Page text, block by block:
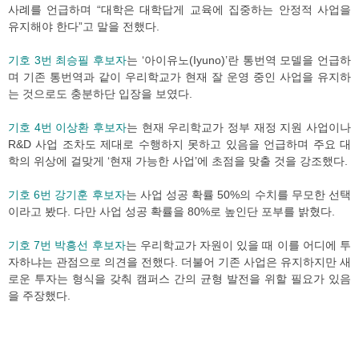
사례를 언급하며 “대학은 대학답게 교육에 집중하는 안정적 사업을
유지해야 한다”고 말을 전했다.
기호 3번 최승필 후보자는 ‘아이유노(Iyuno)’란 통번역 모델을 언급하
며 기존 통번역과 같이 우리학교가 현재 잘 운영 중인 사업을 유지하
는 것으로도 충분하단 입장을 보였다.
기호 4번 이상환 후보자는 현재 우리학교가 정부 재정 지원 사업이나
R&D 사업 조차도 제대로 수행하지 못하고 있음을 언급하며 주요 대
학의 위상에 걸맞게 ‘현재 가능한 사업’에 초점을 맞출 것을 강조했다.
기호 6번 강기훈 후보자는 사업 성공 확률 50%의 수치를 무모한 선택
이라고 봤다. 다만 사업 성공 확률을 80%로 높인단 포부를 밝혔다.
기호 7번 박흥선 후보자는 우리학교가 자원이 있을 때 이를 어디에 투
자하냐는 관점으로 의견을 전했다. 더불어 기존 사업은 유지하지만 새
로운 투자는 형식을 갖춰 캠퍼스 간의 균형 발전을 위할 필요가 있음
을 주장했다.